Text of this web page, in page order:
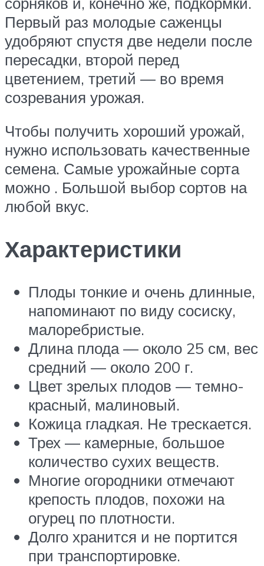
Первый раз молодые саженцы
удобряют спустя две недели после
пересадки, второй перед
цветением, третий — во время
созревания урожая.
Чтобы получить хороший урожай,
нужно использовать качественные
семена. Самые урожайные сорта
можно . Большой выбор сортов на
любой вкус.
Характеристики
Плоды тонкие и очень длинные,
напоминают по виду сосиску,
малоребристые.
Длина плода — около 25 см, вес
средний — около 200 г.
Цвет зрелых плодов — темно-
красный, малиновый.
Кожица гладкая. Не трескается.
Трех — камерные, большое
количество сухих веществ.
Многие огородники отмечают
крепость плодов, похожи на
огурец по плотности.
Долго хранится и не портится
при транспортировке.